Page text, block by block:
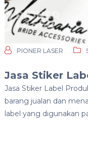
PIONER LASER
Jasa Stiker
Jasa Stiker Label
barang jualan dan
label yang digunakan